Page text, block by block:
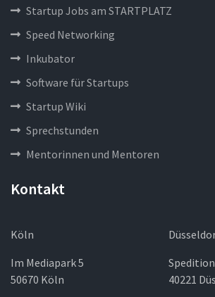
Startup Jobs am STARTPLATZ
Speed Networking
Inkubator
Software für Startups
Startup Wiki
Sprechstunden
Mentorinnen und Mentoren
Kontakt
Köln
Im Mediapark 5
50670 Köln
40221